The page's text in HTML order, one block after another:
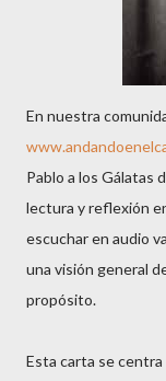
En nuestra
Pablo a los Gálatas
lectura y reflexión
escuchar en audio
una visión general
propósito.
Esta carta se